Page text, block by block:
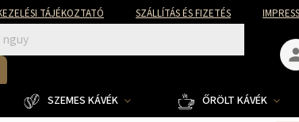
TÁJÉKOZTATÓ SZÁLLÍTÁS ÉS FIZETÉS
SZEMES KÁVÉK ŐRÖLT KÁVÉK